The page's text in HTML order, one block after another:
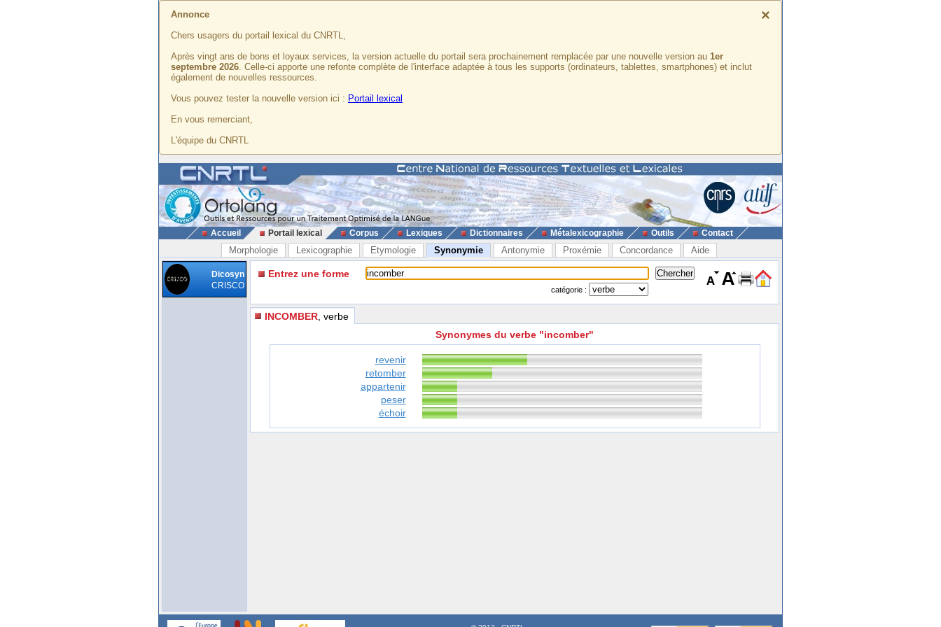
×
Annonce
Chers usagers du portail lexical du CNRTL,
Après vingt ans de bons et loyaux services, la version actuelle du portail sera prochainement remplacée par une nouvelle version au 1er
septembre 2026. Celle-ci apporte une refonte complète de l'interface adaptée à tous les supports (ordinateurs, tablettes, smartphones) et inclut
également de nouvelles ressources.
Vous pouvez tester la nouvelle version ici : Portail lexical
En vous remerciant,
L'équipe du CNRTL
Accueil Portail lexical Corpus Lexiques Dictionnaires Métalexicographie Outils Contact
Morphologie Lexicographie Etymologie Synonymie Antonymie Proxémie Concordance Aide
Dicosyn
CRISCO
Entrez une forme
catégorie :
INCOMBER , verbe
Synonymes du verbe "incomber"
revenir
retomber
appartenir
peser
échoir